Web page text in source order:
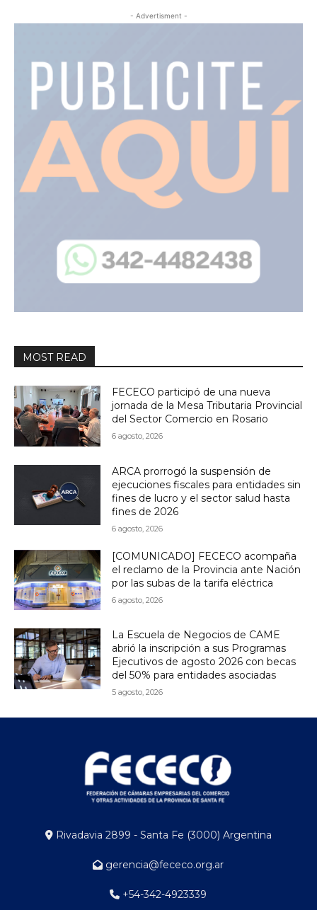
- Advertisment -
MOST READ
FECECO participó de una nueva
jornada de la Mesa Tributaria Provincial
del Sector Comercio en Rosario
6 agosto, 2026
ARCA prorrogó la suspensión de
ejecuciones fiscales para entidades sin
fines de lucro y el sector salud hasta
fines de 2026
6 agosto, 2026
[COMUNICADO] FECECO acompaña
el reclamo de la Provincia ante Nación
por las subas de la tarifa eléctrica
6 agosto, 2026
La Escuela de Negocios de CAME
abrió la inscripción a sus Programas
Ejecutivos de agosto 2026 con becas
del 50% para entidades asociadas
5 agosto, 2026
Rivadavia 2899 - Santa Fe (3000) Argentina
gerencia@fececo.org.ar
+54-342-4923339